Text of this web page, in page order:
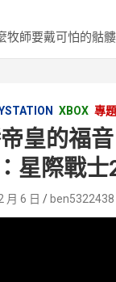
師要戴可怕的骷
XBOX 專
皇的福
星際戰士
月 6 日 ben5322438